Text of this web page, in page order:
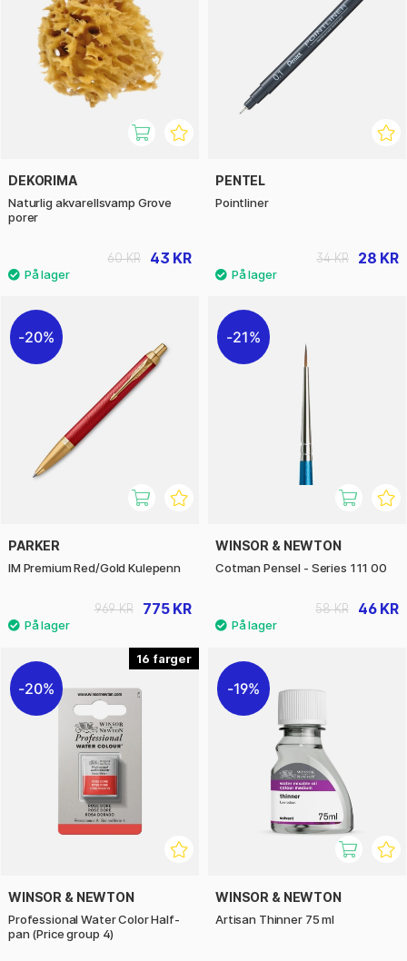
DEKORIMA
Naturlig akvarellsvamp Grove
porer
43 KR
60 KR
PENTEL
Pointliner
28 KR
34 KR
20%
PARKER
IM Premium Red/Gold Kulepenn
775 KR
969 KR
21%
WINSOR & NEWTON
Cotman Pensel - Series 111 00
46 KR
58 KR
16
20%
WINSOR & NEWTON
Professional Water Color Half-
pan (Price group 4)
19%
WINSOR & NEWTON
Artisan Thinner 75 ml